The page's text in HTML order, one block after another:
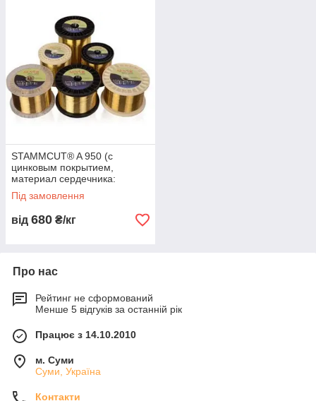
STAMMCUT® A 950 (с
цинковым покрытием,
материал сердечника:
ZuCn36) диаметр 0,25мм
Під замовлення
від 680 ₴/кг
Про нас
Рейтинг не сформований
Менше 5 відгуків за останній рік
Працює з 14.10.2010
м. Суми
Суми, Україна
Контакти